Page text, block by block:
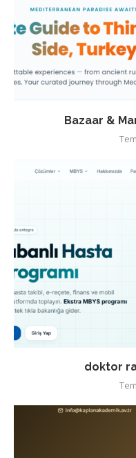
Bazaar &
doktor